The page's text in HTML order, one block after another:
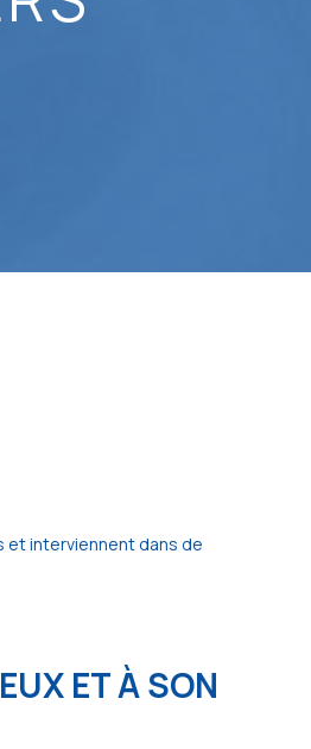
et interviennent dans de
ET À SON